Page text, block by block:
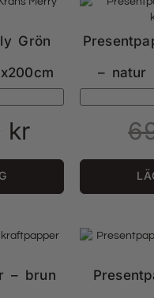
Grön
kr
– natur
– brun